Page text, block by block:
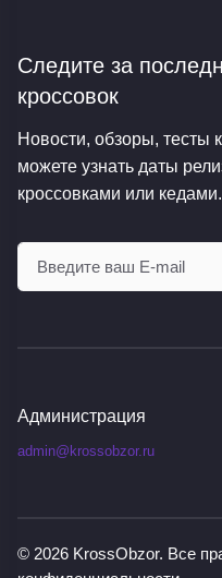
Следите за
кроссовок
Новости, обзоры, тесты
можете узнать даты
кроссовками или кедами.
Администрация
admin@krossobzor.ru
© 2026 KrossObzor. Все